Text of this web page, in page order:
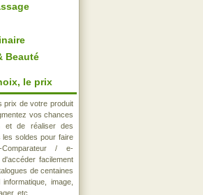
Beauté
le prix
prix de votre produit
vos chances
et de réaliser des
les soldes pour faire
/ e-
facilement
de centaines
image,
etc..